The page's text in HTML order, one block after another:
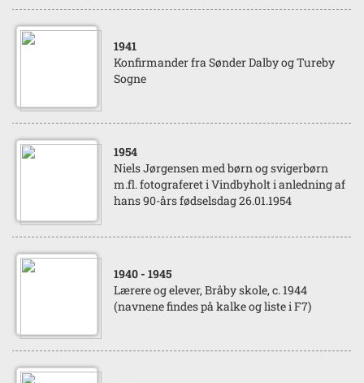
1941
Konfirmander fra Sønder Dalby og Tureby
Sogne
1954
Niels Jørgensen med børn og svigerbørn
m.fl. fotograferet i Vindbyholt i anledning af
hans 90-års fødselsdag 26.01.1954
1940 - 1945
Lærere og elever, Bråby skole, c. 1944
(navnene findes på kalke og liste i F7)